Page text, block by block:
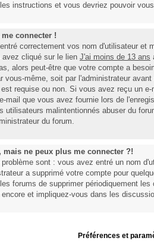
instructions et vous devriez pouvoir
connecter !
correctement vos nom d'utilisateur
cliqué sur le lien J'ai moins de 13 ans
alors peut-être que votre compte a
même, soit par l'administrateur
requise ou non. Si vous avez reçu un
mail que vous avez fournie lors de
utilisateurs malintentionnés abuser du
du forum.
ne peux plus me connecter ?!
sont : vous avez entré un nom
a supprimé votre compte pour
forums de supprimer périodiquement
et impliquez-vous dans les
Préférences et